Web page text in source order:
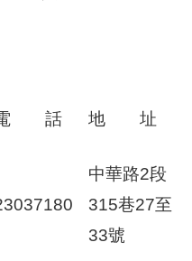
話 地 址
中華路2段
315巷27至
33號